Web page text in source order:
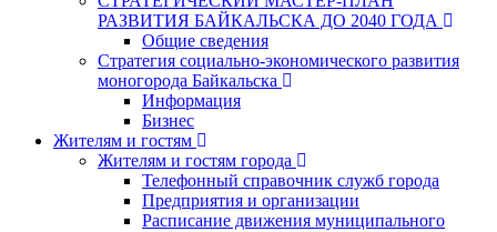
РАЗВИТИЯ БАЙКАЛЬСКА ДО 2040 ГОДА
Общие сведения
Стратегия социально-экономического развития
моногорода Байкальска
Информация
Бизнес
Жителям и гостям
Жителям и гостям города
Телефонный справочник служб города
Предприятия и организации
Расписание движения муниципального